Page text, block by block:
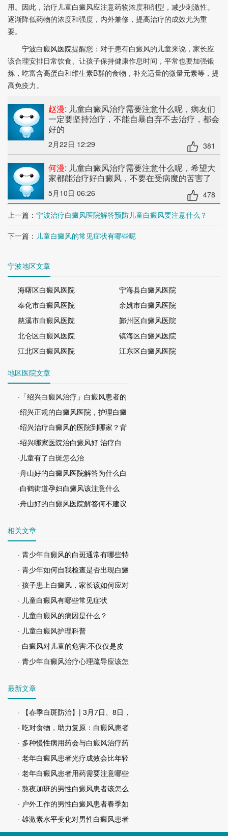
用。因此，治疗儿童白癜风应注意药物浓度和剂型，减少刺激性。
逐渐降低药物的浓度和强度，内外兼修，提高治疗的成效尤为重
要。
宁波白癜风医院提醒您：对于患有白癜风的儿童来说，家长应
该合理安排日常饮食、让孩子保持健康作息时间，平常也要加强锻
炼，吃富含高蛋白和维生素B群的食物，补充适量的微量元素等，提
高免疫力。
赵漫: 儿童白癜风治疗需要注意什么呢，病友们
一定要坚持治疗，不能自暴自弃不去治疗，都会
好的
2月22日 12:29 381
何漫: 儿童白癜风治疗需要注意什么呢，希望大
家都能治疗好白癜风，不要在受病魔的苦害了
5月10日 06:26
478
上一篇： 宁波治疗白癜风医院解答预防儿童白癜风要注意什么？
下一篇： 儿童白癜风的常见症状有哪些呢
宁波地区文章
海曙区白癜风医院
宁海县白癜风医院
奉化市白癜风医院
余姚市白癜风医院
慈溪市白癜风医院
鄞州区白癜风医院
北仑区白癜风医院
镇海区白癜风医院
江北区白癜风医院
江东区白癜风医院
地区医院文章
·「绍兴白癜风治疗」白癜风患者的
·绍兴正规的白癜风医院，护理白癜
·绍兴治疗白癜风的医院到哪家？背
·绍兴哪家医院治白癜风好 治疗白
·儿童有了白斑怎么治
·舟山好的白癜风医院解答为什么白
·白鹤街道孕妇白癜风该注意什么
·舟山好的白癜风医院解答何不建议
相关文章
· 青少年白癜风的白斑通常有哪些特
· 青少年如何自我检查是否出现白癜
· 孩子患上白癜风，家长该如何应对
· 儿童白癜风有哪些常见症状
· 儿童白癜风的病因是什么？
· 儿童白癜风护理科普
· 白癜风对儿童的危害:不仅仅是皮
· 青少年白癜风治疗心理疏导应该怎
最新文章
· 【春季白斑防治】| 3月7日、8日，
· 吃对食物，助力复原：白癜风患者
· 多种慢性病用药会与白癜风治疗药
· 老年白癜风患者光疗成效会比年轻
· 老年白癜风患者用药需要注意哪些
· 熬夜加班的男性白癜风患者该怎么
· 户外工作的男性白癜风患者春季如
· 雄激素水平变化对男性白癜风患者